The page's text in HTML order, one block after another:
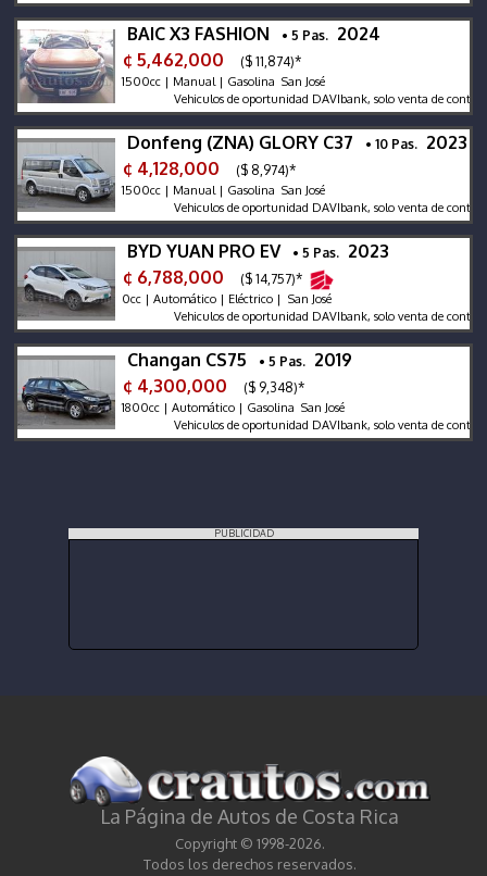
BAIC X3 FASHION • 5 Pas. 2024
¢ 5,462,000
($ 11,874)*
1500cc | Manual | Gasolina San José
Vehiculos de oportunidad DAVIbank, solo venta de contado.
Donfeng (ZNA) GLORY C37 • 10 Pas. 2023
¢ 4,128,000
($ 8,974)*
1500cc | Manual | Gasolina San José
Vehiculos de oportunidad DAVIbank, solo venta de contado
BYD YUAN PRO EV • 5 Pas. 2023
¢ 6,788,000
($ 14,757)*
0cc | Automático | Eléctrico | San José
Vehiculos de oportunidad DAVIbank, solo venta de contado.
Changan CS75 • 5 Pas. 2019
¢ 4,300,000
($ 9,348)*
1800cc | Automático | Gasolina San José
Vehiculos de oportunidad DAVIbank, solo venta de contado.
PUBLICIDAD
La Página de Autos de Costa Rica
Copyright © 1998-2026.
Todos los derechos reservados.